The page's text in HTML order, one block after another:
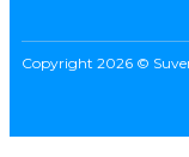
Copyright 2026 ©